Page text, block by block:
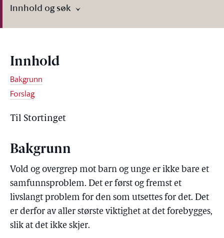
Innhold og søk
Innhold
Bakgrunn
Forslag
Til Stortinget
Bakgrunn
Vold og overgrep mot barn og unge er ikke bare et
samfunnsproblem. Det er først og fremst et
livslangt problem for den som utsettes for det. Det
er derfor av aller største viktighet at det forebygges,
slik at det ikke skjer.